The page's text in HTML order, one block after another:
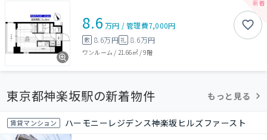
8.6 万円 /管理費7,000円
敷 8.6万円礼 8.6万円
ワンルーム / 21.66㎡/9階
東京都神楽坂駅の新着物件 もっと見る
賃貸マンション ハーモニーレジデンス神楽坂ヒルズファースト